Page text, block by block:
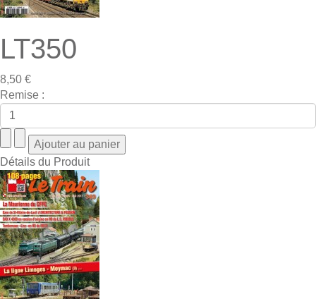
LT350
8,50 €
Remise :
Détails du Produit